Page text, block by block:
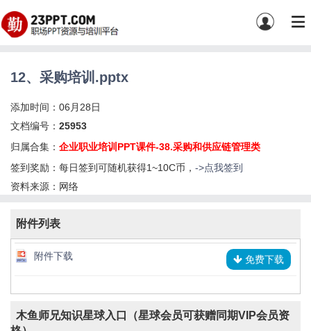
12、采购培训.pptx
添加时间：06月28日
文档编号： 25953
归属合集： 企业职业培训PPT课件-38.采购和供应链管理类
签到奖励：每日签到可随机获得1~10C币， ->点我签到
资料来源：网络
附件列表
附件下载 免费下载
木鱼师兄知识星球入口（星球会员可获赠同期VIP会员资